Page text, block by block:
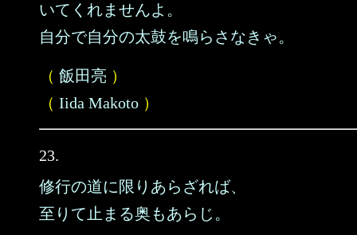
いてくれませんよ。
自分で自分の太鼓を鳴らさなきゃ。
（ 飯田亮 ）
（ Iida Makoto ）
23.
修行の道に限りあらざれば、
至りて止まる奥もあらじ。